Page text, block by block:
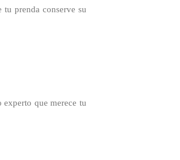
tu prenda conserve su
que merece tu